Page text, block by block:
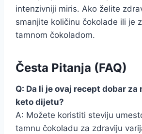
intenzivniji miris. Ako želite
smanjite količinu čokolade ili je
tamnom čokoladom.
Česta Pitanja (FAQ)
Q: Da li je ovaj recept dobar
keto dijetu?
A: Možete koristiti steviju
tamnu čokoladu za zdraviju